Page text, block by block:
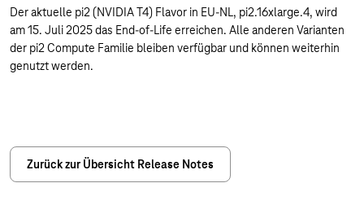
Der aktuelle pi2 (NVIDIA T4) Flavor in EU-NL, pi2.16xlarge.4, wird
am 15. Juli 2025 das End-of-Life erreichen. Alle anderen Varianten
der pi2 Compute Familie bleiben verfügbar und können weiterhin
genutzt werden.
Zurück zur Übersicht Release Notes